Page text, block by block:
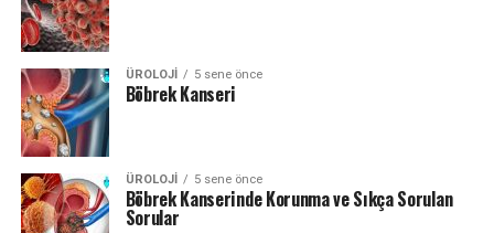
ÜROLOJI 5 sene önce
Böbrek Kanseri
ÜROLOJI 5 sene önce
Böbrek Kanserinde Korunma ve Sıkça Sorulan
Sorular